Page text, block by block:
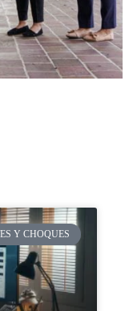
Y CHOQUES